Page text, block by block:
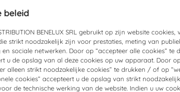
Voor de gezondheid van uw Kat is
beleid
BENELUX SRL gebruikt op zijn website cookies,
strikt noodzakelijk zijn voor prestaties, meting van
sociale netwerken. Door op “accepteer alle cookies” te
u de opslag van al deze cookies op uw apparaat. Door
alleen strikt noodzakelijke cookies” te drukken / of op
cookies” accepteert u de opslag van strikt
de technische werking van de website. Indien u uw